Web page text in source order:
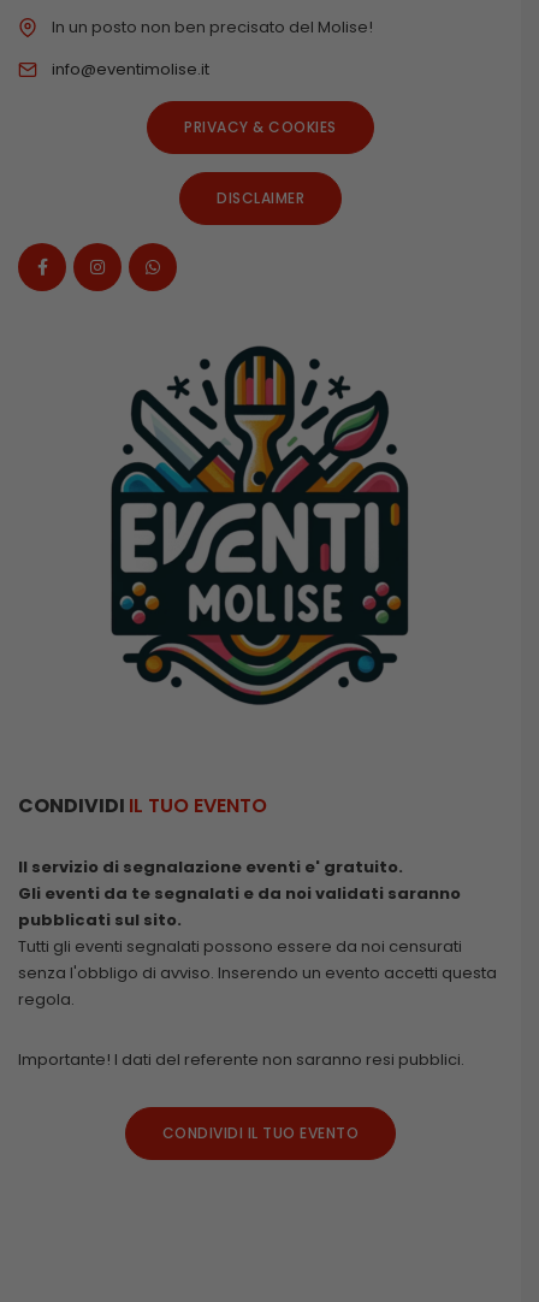
In un posto non ben precisato del Molise!
info@eventimolise.it
PRIVACY & COOKIES
DISCLAIMER
CONDIVIDI IL TUO EVENTO
Il servizio di segnalazione eventi e' gratuito.
Gli eventi da te segnalati e da noi validati saranno
pubblicati sul sito.
Tutti gli eventi segnalati possono essere da noi censurati
senza l'obbligo di avviso. Inserendo un evento accetti questa
regola.
Importante! I dati del referente non saranno resi pubblici.
CONDIVIDI IL TUO EVENTO